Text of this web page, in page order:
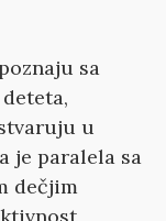
sa
u
je paralela sa
dečjim